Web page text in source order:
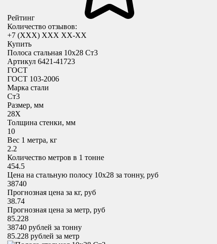
Рейтинг
Количество отзывов:
+7 (XXX) ХХХ ХХ-ХХ
Купить
Полоса стальная 10х28 Ст3
Артикул 6421-41723
ГОСТ
ГОСТ 103-2006
Марка стали
Ст3
Размер, мм
28X
Толщина стенки, мм
10
Вес 1 метра, кг
2.2
Количество метров в 1 тонне
454.5
Цена на стальную полосу 10х28 за тонну, руб
38740
Прогнозная цена за кг, руб
38.74
Прогнозная цена за метр, руб
85.228
38740 рублей за тонну
85.228 рублей за метр